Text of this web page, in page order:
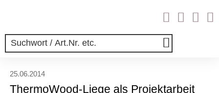
25.06.2014
ThermoWood-Liege als Projektarbeit